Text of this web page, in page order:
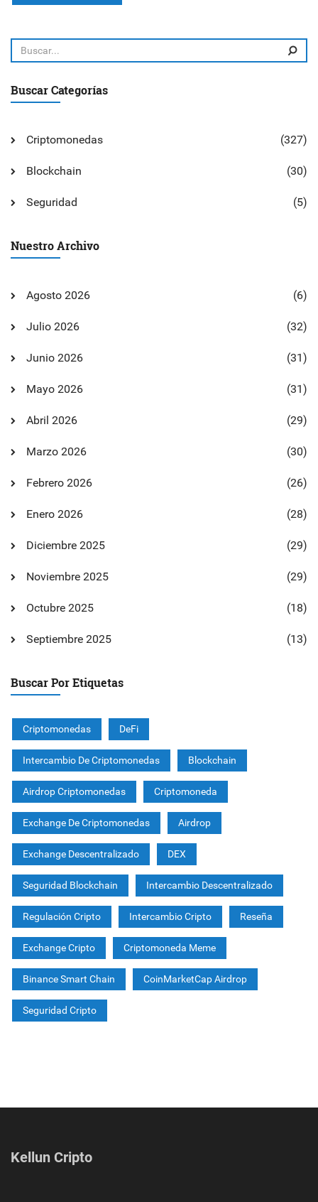
Buscar Categorías
Criptomonedas (327)
Blockchain (30)
Seguridad (5)
Nuestro Archivo
Agosto 2026 (6)
Julio 2026 (32)
Junio 2026 (31)
Mayo 2026 (31)
Abril 2026 (29)
Marzo 2026 (30)
Febrero 2026 (26)
Enero 2026 (28)
Diciembre 2025 (29)
Noviembre 2025 (29)
Octubre 2025 (18)
Septiembre 2025 (13)
Buscar Por Etiquetas
Criptomonedas DeFi
Intercambio De Criptomonedas Blockchain
Airdrop Criptomonedas Criptomoneda
Exchange De Criptomonedas Airdrop
Exchange Descentralizado DEX
Seguridad Blockchain Intercambio Descentralizado
Regulación Cripto Intercambio Cripto Reseña
Exchange Cripto Criptomoneda Meme
Binance Smart Chain CoinMarketCap Airdrop
Seguridad Cripto
Kellun Cripto